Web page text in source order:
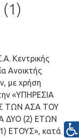
Κεντρικής
Ανοικτής
με χρήση
«ΥΠΗΡΕΣΙΑ
ΤΩΝ ΑΣΑ ΤΟΥ
ΔΥΟ (2) ΕΤΩΝ
ΕΤΟΥΣ», κατά